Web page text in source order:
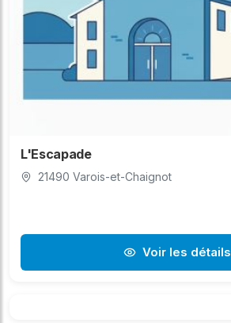
L'Escapade
21490 Varois-et-Chaignot
Voir les détails